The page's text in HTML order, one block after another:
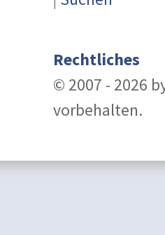
Rechtliches
© 2007 - 2026
vorbehalten.